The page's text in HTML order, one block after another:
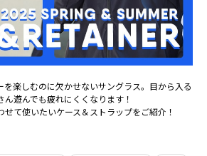
を楽しむのに欠かせないサングラス。目から入る
遊んでも疲れにくくなります！
て使いたいケース＆ストラップをご紹介！